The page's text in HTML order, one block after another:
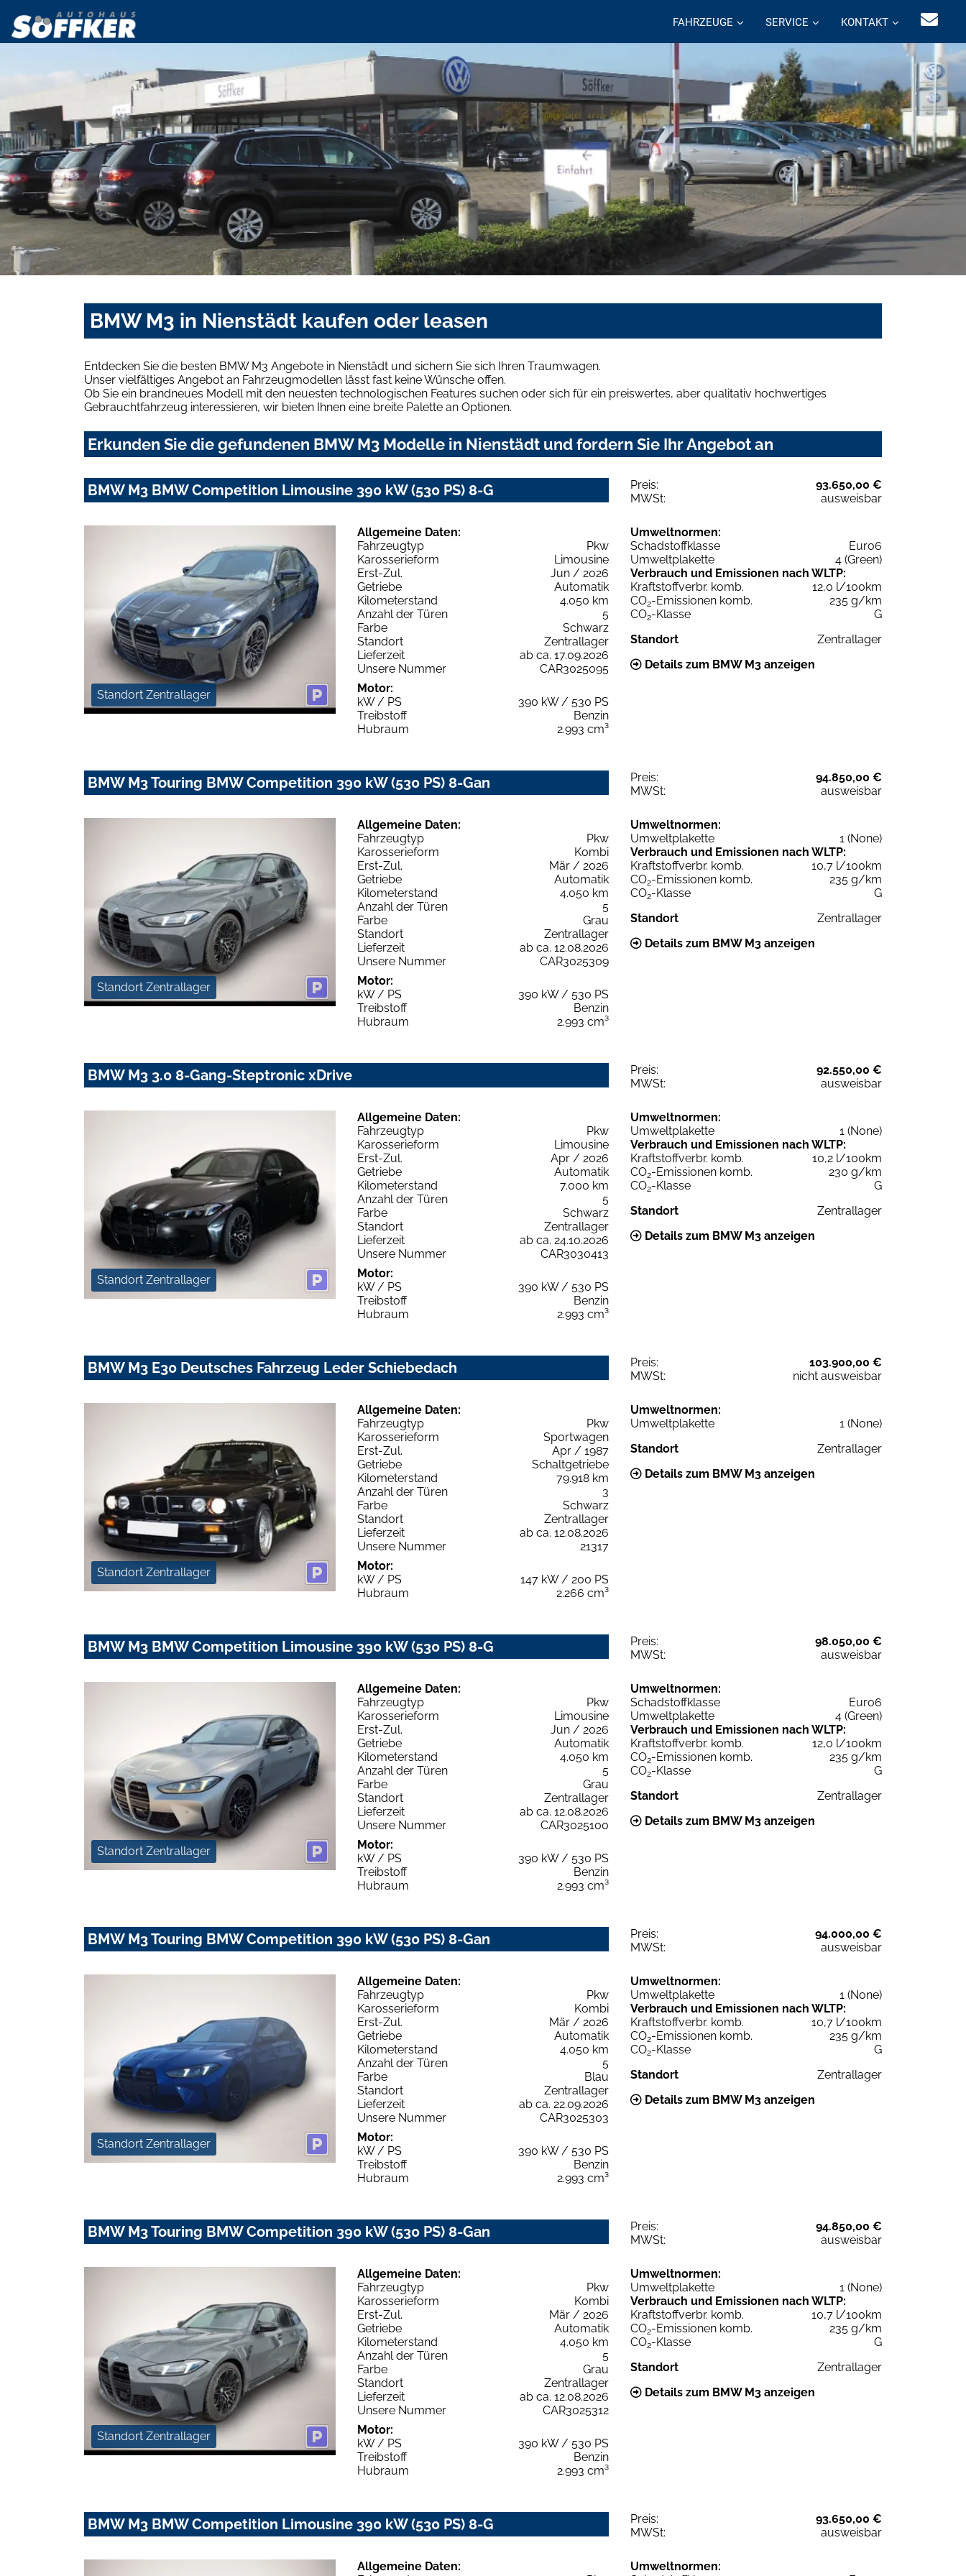
FAHRZEUGE SERVICE KONTAKT
BMW M3 in Nienstädt kaufen oder leasen
Entdecken Sie die besten BMW M3 Angebote in Nienstädt und sichern Sie sich Ihren Traumwagen.
Unser vielfältiges Angebot an Fahrzeugmodellen lässt fast keine Wünsche offen.
Ob Sie ein brandneues Modell mit den neuesten technologischen Features suchen oder sich für ein preiswertes, aber qualitativ hochwertiges
Gebrauchtfahrzeug interessieren, wir bieten Ihnen eine breite Palette an Optionen.
Erkunden Sie die gefundenen BMW M3 Modelle in Nienstädt und fordern Sie Ihr Angebot an
BMW M3 BMW Competition Limousine 390 kW (530 PS) 8-G Preis:
93.650,00 €
MWSt:
ausweisbar
Standort Zentrallager
Allgemeine Daten:
Fahrzeugtyp
Pkw
Karosserieform
Limousine
Erst-Zul.
Jun / 2026
Getriebe
Automatik
Kilometerstand
4.050 km
Anzahl der Türen
5
Farbe
Schwarz
Standort
Zentrallager
Lieferzeit
ab ca. 17.09.2026
Unsere Nummer
CAR3025095
Motor:
kW / PS
390 kW / 530 PS
Treibstoff
Benzin
Hubraum
2.993 cm³
Umweltnormen:
Schadstoffklasse
Euro6
Umweltplakette
4 (Green)
Verbrauch und Emissionen nach WLTP:
Kraftstoffverbr. komb.
12,0 l/100km
CO2-Emissionen komb.
235 g/km
CO2-Klasse
G
Standort
Zentrallager
Details zum BMW M3 anzeigen
BMW M3 Touring BMW Competition 390 kW (530 PS) 8-Gan Preis:
94.850,00 €
MWSt:
ausweisbar
Standort Zentrallager
Allgemeine Daten:
Fahrzeugtyp
Pkw
Karosserieform
Kombi
Erst-Zul.
Mär / 2026
Getriebe
Automatik
Kilometerstand
4.050 km
Anzahl der Türen
5
Farbe
Grau
Standort
Zentrallager
Lieferzeit
ab ca. 12.08.2026
Unsere Nummer
CAR3025309
Motor:
kW / PS
390 kW / 530 PS
Treibstoff
Benzin
Hubraum
2.993 cm³
Umweltnormen:
Umweltplakette
1 (None)
Verbrauch und Emissionen nach WLTP:
Kraftstoffverbr. komb.
10,7 l/100km
CO2-Emissionen komb.
235 g/km
CO2-Klasse
G
Standort
Zentrallager
Details zum BMW M3 anzeigen
BMW M3 3.0 8-Gang-Steptronic xDrive Preis:
92.550,00 €
MWSt:
ausweisbar
Standort Zentrallager
Allgemeine Daten:
Fahrzeugtyp
Pkw
Karosserieform
Limousine
Erst-Zul.
Apr / 2026
Getriebe
Automatik
Kilometerstand
7.000 km
Anzahl der Türen
5
Farbe
Schwarz
Standort
Zentrallager
Lieferzeit
ab ca. 24.10.2026
Unsere Nummer
CAR3030413
Motor:
kW / PS
390 kW / 530 PS
Treibstoff
Benzin
Hubraum
2.993 cm³
Umweltnormen:
Umweltplakette
1 (None)
Verbrauch und Emissionen nach WLTP:
Kraftstoffverbr. komb.
10,2 l/100km
CO2-Emissionen komb.
230 g/km
CO2-Klasse
G
Standort
Zentrallager
Details zum BMW M3 anzeigen
BMW M3 E30 Deutsches Fahrzeug Leder Schiebedach Preis:
103.900,00 €
MWSt:
nicht ausweisbar
Standort Zentrallager
Allgemeine Daten:
Fahrzeugtyp
Pkw
Karosserieform
Sportwagen
Erst-Zul.
Apr / 1987
Getriebe
Schaltgetriebe
Kilometerstand
79.918 km
Anzahl der Türen
3
Farbe
Schwarz
Standort
Zentrallager
Lieferzeit
ab ca. 12.08.2026
Unsere Nummer
21317
Motor:
kW / PS
147 kW / 200 PS
Hubraum
2.266 cm³
Umweltnormen:
Umweltplakette
1 (None)
Standort
Zentrallager
Details zum BMW M3 anzeigen
BMW M3 BMW Competition Limousine 390 kW (530 PS) 8-G Preis:
98.050,00 €
MWSt:
ausweisbar
Standort Zentrallager
Allgemeine Daten:
Fahrzeugtyp
Pkw
Karosserieform
Limousine
Erst-Zul.
Jun / 2026
Getriebe
Automatik
Kilometerstand
4.050 km
Anzahl der Türen
5
Farbe
Grau
Standort
Zentrallager
Lieferzeit
ab ca. 12.08.2026
Unsere Nummer
CAR3025100
Motor:
kW / PS
390 kW / 530 PS
Treibstoff
Benzin
Hubraum
2.993 cm³
Umweltnormen:
Schadstoffklasse
Euro6
Umweltplakette
4 (Green)
Verbrauch und Emissionen nach WLTP:
Kraftstoffverbr. komb.
12,0 l/100km
CO2-Emissionen komb.
235 g/km
CO2-Klasse
G
Standort
Zentrallager
Details zum BMW M3 anzeigen
BMW M3 Touring BMW Competition 390 kW (530 PS) 8-Gan Preis:
94.000,00 €
MWSt:
ausweisbar
Standort Zentrallager
Allgemeine Daten:
Fahrzeugtyp
Pkw
Karosserieform
Kombi
Erst-Zul.
Mär / 2026
Getriebe
Automatik
Kilometerstand
4.050 km
Anzahl der Türen
5
Farbe
Blau
Standort
Zentrallager
Lieferzeit
ab ca. 22.09.2026
Unsere Nummer
CAR3025303
Motor:
kW / PS
390 kW / 530 PS
Treibstoff
Benzin
Hubraum
2.993 cm³
Umweltnormen:
Umweltplakette
1 (None)
Verbrauch und Emissionen nach WLTP:
Kraftstoffverbr. komb.
10,7 l/100km
CO2-Emissionen komb.
235 g/km
CO2-Klasse
G
Standort
Zentrallager
Details zum BMW M3 anzeigen
BMW M3 Touring BMW Competition 390 kW (530 PS) 8-Gan Preis:
94.850,00 €
MWSt:
ausweisbar
Standort Zentrallager
Allgemeine Daten:
Fahrzeugtyp
Pkw
Karosserieform
Kombi
Erst-Zul.
Mär / 2026
Getriebe
Automatik
Kilometerstand
4.050 km
Anzahl der Türen
5
Farbe
Grau
Standort
Zentrallager
Lieferzeit
ab ca. 12.08.2026
Unsere Nummer
CAR3025312
Motor:
kW / PS
390 kW / 530 PS
Treibstoff
Benzin
Hubraum
2.993 cm³
Umweltnormen:
Umweltplakette
1 (None)
Verbrauch und Emissionen nach WLTP:
Kraftstoffverbr. komb.
10,7 l/100km
CO2-Emissionen komb.
235 g/km
CO2-Klasse
G
Standort
Zentrallager
Details zum BMW M3 anzeigen
BMW M3 BMW Competition Limousine 390 kW (530 PS) 8-G Preis:
93.650,00 €
MWSt:
ausweisbar
Allgemeine Daten:
Umweltnormen: